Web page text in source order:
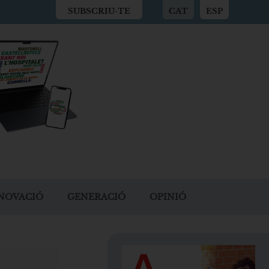
SUBSCRIU-TE CAT ESP
GENERACIÓ OPINIÓ